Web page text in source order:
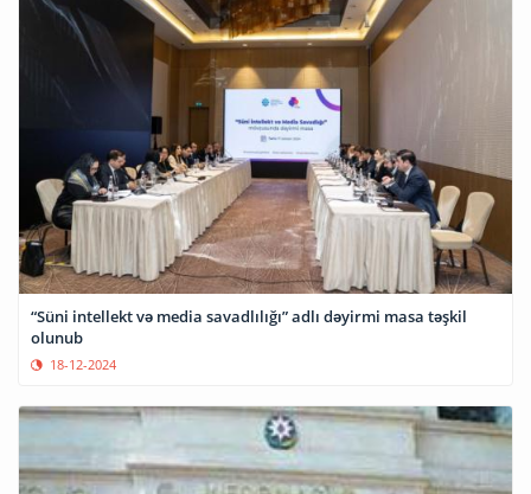
“Süni intellekt və media savadlılığı” adlı dəyirmi masa təşkil
olunub
18-12-2024